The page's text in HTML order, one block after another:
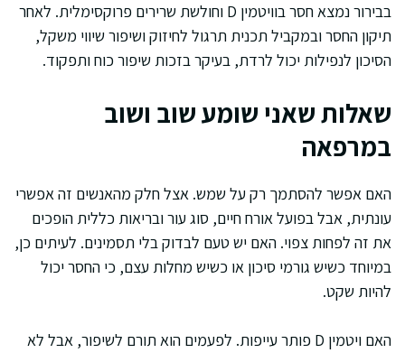
בבירור נמצא חסר בוויטמין D וחולשת שרירים פרוקסימלית. לאחר
תיקון החסר ובמקביל תכנית תרגול לחיזוק ושיפור שיווי משקל,
הסיכון לנפילות יכול לרדת, בעיקר בזכות שיפור כוח ותפקוד.
שאלות שאני שומע שוב ושוב
במרפאה
האם אפשר להסתמך רק על שמש. אצל חלק מהאנשים זה אפשרי
עונתית, אבל בפועל אורח חיים, סוג עור ובריאות כללית הופכים
את זה לפחות צפוי. האם יש טעם לבדוק בלי תסמינים. לעיתים כן,
במיוחד כשיש גורמי סיכון או כשיש מחלות עצם, כי החסר יכול
להיות שקט.
האם ויטמין D פותר עייפות. לפעמים הוא תורם לשיפור, אבל לא